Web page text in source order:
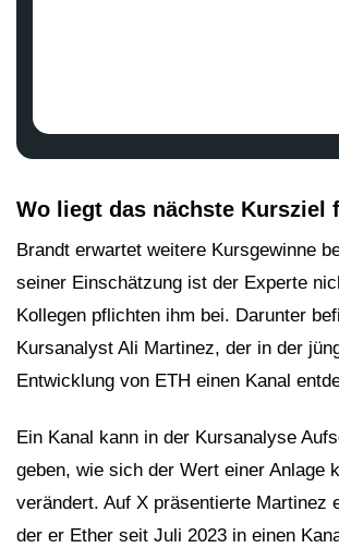
Wo liegt das nächste Kursziel
Brandt erwartet weitere Kursgewinne
seiner Einschätzung ist der Experte
Kollegen pflichten ihm bei. Darunter
Kursanalyst Ali Martinez, der in der
Entwicklung von ETH einen Kanal
Ein Kanal kann in der Kursanalyse
geben, wie sich der Wert einer Anlage
verändert. Auf X präsentierte Martinez
der er Ether seit Juli 2023 in einen